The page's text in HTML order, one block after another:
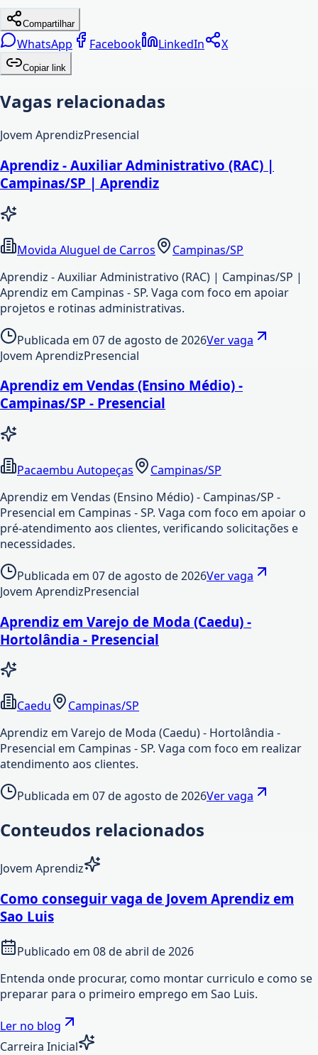
Compartilhar
WhatsApp Facebook LinkedIn X
Copiar link
Vagas relacionadas
Jovem AprendizPresencial
Aprendiz - Auxiliar Administrativo (RAC) |
Campinas/SP | Aprendiz
Movida Aluguel de Carros
Campinas/SP
Aprendiz - Auxiliar Administrativo (RAC) | Campinas/SP |
Aprendiz em Campinas - SP. Vaga com foco em apoiar
projetos e rotinas administrativas.
Publicada em 07 de agosto de 2026Ver vaga
Jovem AprendizPresencial
Aprendiz em Vendas (Ensino Médio) -
Campinas/SP - Presencial
Pacaembu Autopeças
Campinas/SP
Aprendiz em Vendas (Ensino Médio) - Campinas/SP -
Presencial em Campinas - SP. Vaga com foco em apoiar o
pré-atendimento aos clientes, verificando solicitações e
necessidades.
Publicada em 07 de agosto de 2026Ver vaga
Jovem AprendizPresencial
Aprendiz em Varejo de Moda (Caedu) -
Hortolândia - Presencial
Caedu
Campinas/SP
Aprendiz em Varejo de Moda (Caedu) - Hortolândia -
Presencial em Campinas - SP. Vaga com foco em realizar
atendimento aos clientes.
Publicada em 07 de agosto de 2026Ver vaga
Conteudos relacionados
Jovem Aprendiz
Como conseguir vaga de Jovem Aprendiz em
Sao Luis
Publicado em 08 de abril de 2026
Entenda onde procurar, como montar curriculo e como se
preparar para o primeiro emprego em Sao Luis.
Ler no blog
Carreira Inicial